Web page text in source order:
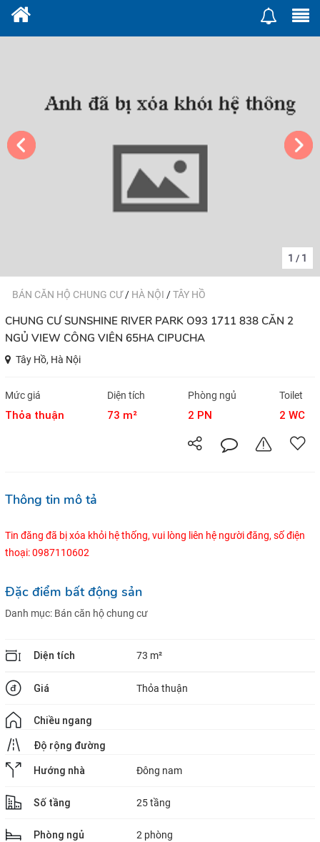
1 / 1
BÁN CĂN HỘ CHUNG CƯ/ HÀ NỘI /TÂY HỒ
CHUNG CƯ SUNSHINE RIVER PARK O93 1711 838 CĂN 2
NGỦ VIEW CÔNG VIÊN 65HA CIPUCHA
Tây Hồ, Hà Nội
Mức giá
Thỏa thuận
Diện tích
73 m²
Phòng ngủ
2 PN
Toilet
2 WC
Thông tin mô tả
Tin đăng đã bị xóa khỏi hệ thống, vui lòng liên hệ người đăng, số điện
thoại: 0987110602
Đặc điểm bất động sản
Danh mục: Bán căn hộ chung cư
Diện tích 73 m²
Giá Thỏa thuận
Chiều ngang
Độ rộng đường
Hướng nhà
Đông nam
Số tầng 25 tầng
Phòng ngủ 2 phòng